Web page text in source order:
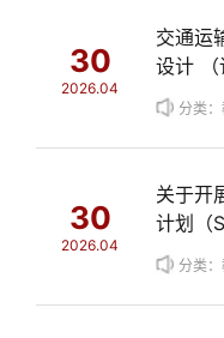
30
2026.04
交通运
设计
分类
30
2026.04
关于开
计划（
分类